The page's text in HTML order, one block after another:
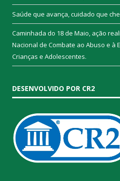
Saúde que avança, cuidado que
Caminhada do 18 de Maio, ação
Nacional de Combate ao Abuso e à
Crianças e Adolescentes.
DESENVOLVIDO POR CR2